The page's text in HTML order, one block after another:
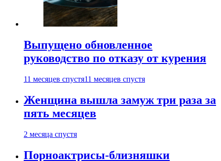
Выпущено обновленное
руководство по отказу от курения
11 месяцев спустя11 месяцев спустя
Женщина вышла замуж три раза за
пять месяцев
2 месяца спустя
Порноактрисы-близняшки